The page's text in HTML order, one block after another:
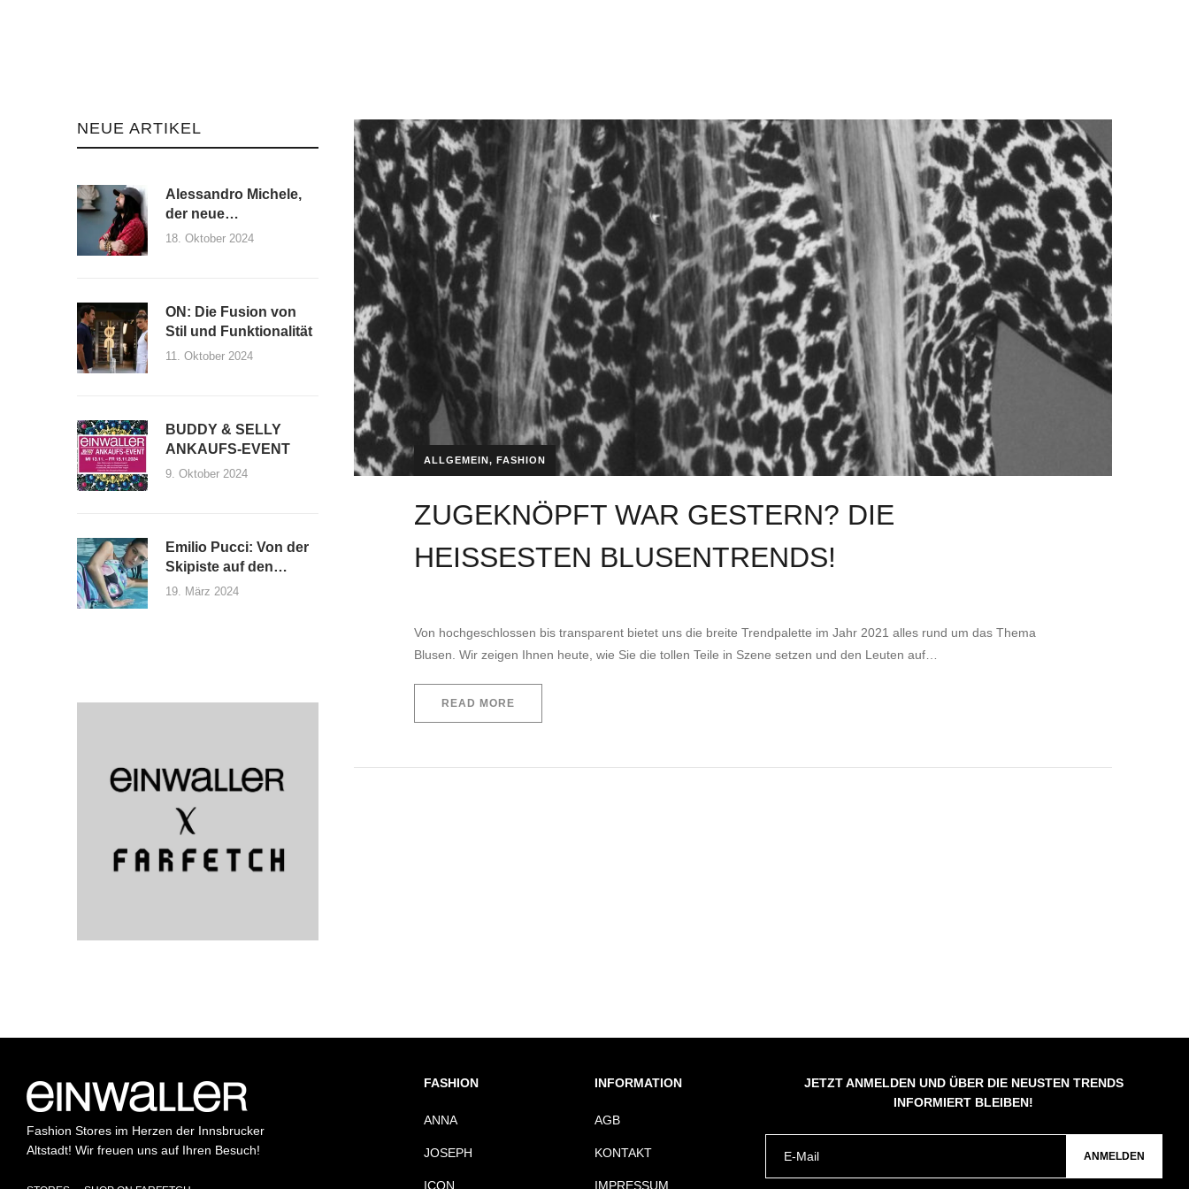
NEUE ARTIKEL
Alessandro Michele,
der neue
Kreativdirektor von
18. Oktober 2024
ON: Die Fusion von
Stil und Funktionalität
11. Oktober 2024
BUDDY & SELLY
ANKAUFS-EVENT
9. Oktober 2024
Emilio Pucci: Von der
Skipiste auf den
Laufsteg
19. März 2024
ALLGEMEIN,FASHION
ZUGEKNÖPFT WAR GESTERN? DIE
HEISSESTEN BLUSENTRENDS!
Von hochgeschlossen bis transparent bietet uns die breite Trendpalette im Jahr 2021 alles rund um das Thema
Blusen. Wir zeigen Ihnen heute, wie Sie die tollen Teile in Szene setzen und den Leuten auf…
READ MORE
Fashion Stores im Herzen der Innsbrucker
Altstadt! Wir freuen uns auf Ihren Besuch!
FASHION
ANNA
JOSEPH
ICON
INFORMATION
AGB
KONTAKT
IMPRESSUM
JETZT ANMELDEN UND ÜBER DIE NEUSTEN TRENDS
INFORMIERT BLEIBEN!
ANMELDEN